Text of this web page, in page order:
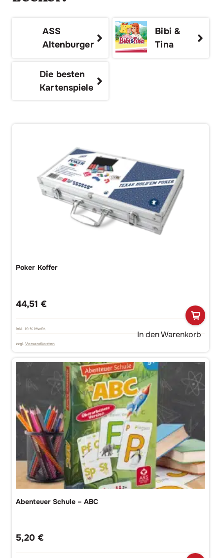
ASS
Altenburger
Bibi &
Tina
Die besten
Kartenspiele
Poker Koffer
44,51 €
inkl. 19 % MwSt.
zzgl. Versandkosten
In den Warenkorb
Abenteuer Schule – ABC
5,20 €